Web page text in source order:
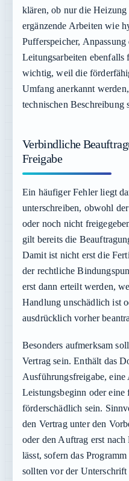
klären, ob nur die
ergänzende Arbeiten wie
Pufferspeicher,
Leitungsarbeiten ebenfalls
wichtig, weil die
Umfang anerkannt
technischen Beschreibung
Verbindliche
Freigabe
Ein häufiger Fehler liegt
unterschreiben, obwohl
oder noch nicht
gilt bereits die
Damit ist nicht erst die
der rechtliche
erst dann erteilt werden,
Handlung unschädlich ist
ausdrücklich vorher
Besonders aufmerksam
Vertrag sein. Enthält das
Ausführungsfreigabe,
Leistungsbeginn oder eine
förderschädlich sein.
den Vertrag unter den
oder den Auftrag erst
lässt, sofern das
sollten vor der